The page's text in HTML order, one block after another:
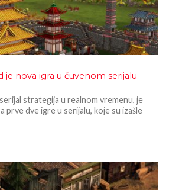
je nova igra u čuvenom serijalu
strategija u realnom vremenu, je
prve dve igre u serijalu, koje su izašle